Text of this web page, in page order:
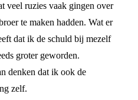
veel ruzies vaak gingen over
te maken hadden. Wat er
dat ik de schuld bij mezelf
groter geworden.
denken dat ik ook de
zelf.